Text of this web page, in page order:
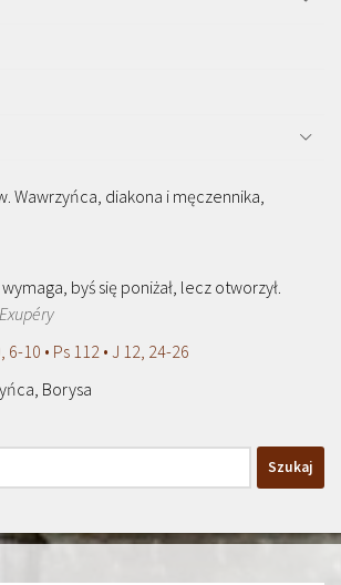
Wawrzyńca, diakona i męczennika,
byś się poniżał, lecz otworzył.
6-10 • Ps 112 • J 12, 24-26
Borysa